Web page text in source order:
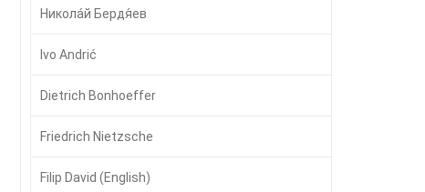
Никола́й Бердя́ев
Ivo Andrić
Dietrich Bonhoeffer
Friedrich Nietzsche
Filip David (English)